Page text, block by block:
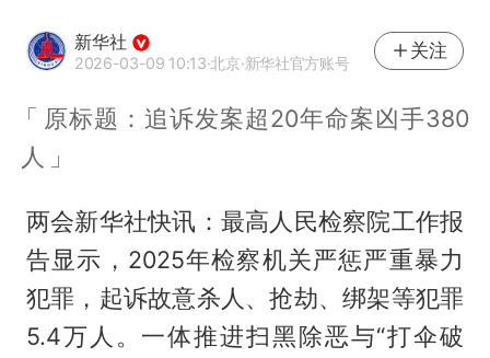
新华社
2026-03-09 10:13·北京·新华社官方账号
关注
原标题：追诉发案超20年命案凶手380
人
两会新华社快讯：最高人民检察院工作报
告显示，2025年检察机关严惩严重暴力
犯罪，起诉故意杀人、抢劫、绑架等犯罪
5.4万人。一体推进扫黑除恶与“打伞破